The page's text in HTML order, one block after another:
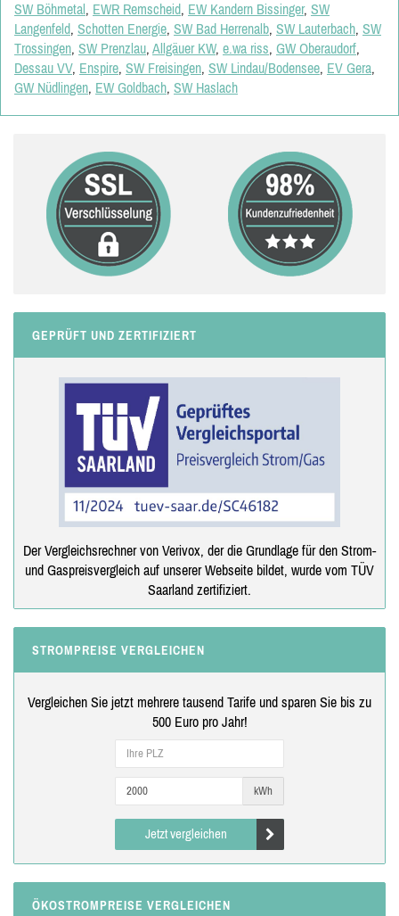
SW Böhmetal, EWR Remscheid, EW Kandern Bissinger, SW
Langenfeld, Schotten Energie, SW Bad Herrenalb, SW Lauterbach, SW
Trossingen, SW Prenzlau, Allgäuer KW, e.wa riss, GW Oberaudorf,
Dessau VV, Enspire, SW Freisingen, SW Lindau/Bodensee, EV Gera,
GW Nüdlingen, EW Goldbach, SW Haslach
GEPRÜFT UND ZERTIFIZIERT
Der Vergleichsrechner von Verivox, der die Grundlage für den Strom-
und Gaspreisvergleich auf unserer Webseite bildet, wurde vom TÜV
Saarland zertifiziert.
STROMPREISE VERGLEICHEN
Vergleichen Sie jetzt mehrere tausend Tarife und sparen Sie bis zu
500 Euro pro Jahr!
kWh
Jetzt vergleichen
ÖKOSTROMPREISE VERGLEICHEN